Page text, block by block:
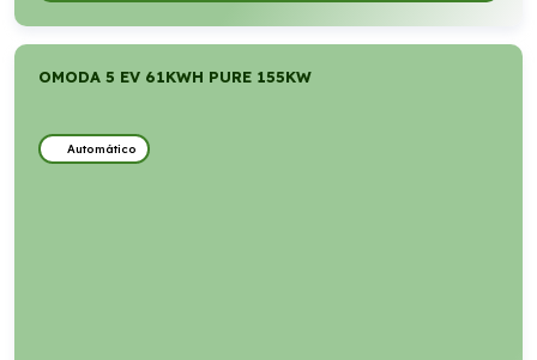
OMODA 5 EV 61KWH PURE 155KW
Automático